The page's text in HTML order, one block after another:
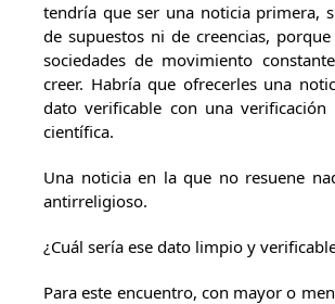
tendría que ser una noticia primera,
de supuestos ni de creencias,
sociedades de movimiento
creer. Habría que ofrecerles una
dato verificable con una verificación
científica.
Una noticia en la que no resuene
antirreligioso.
¿Cuál sería ese dato limpio y
Para este encuentro, con mayor o